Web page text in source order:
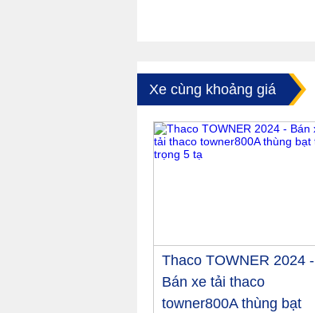
Xe cùng khoảng giá
Thaco TOWNER 2024 -
Bán xe tải thaco
towner800A thùng bạt